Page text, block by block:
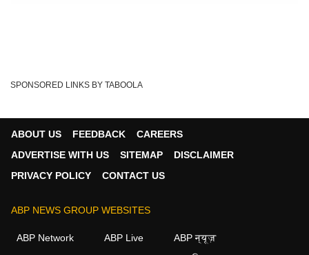
08 May 2026 10:26 PM (IST)
રાજ્યમાં પ્રથમ વખત ભ્રષ્ટાચારની કેનાલ પર દાદાનું બુલડોઝર
ચાલ્યું. abp અસ્મિતાના હું તો બોલીશ કાર્યક...
SPONSORED LINKS BY TABOOLA
ABOUT US FEEDBACK
CAREERS
ADVERTISE WITH US
SITEMAP
DISCLAIMER
PRIVACY POLICY
CONTACT US
ABP NEWS GROUP WEBSITES
ABP Network ABP Live
ABP न्यूज़